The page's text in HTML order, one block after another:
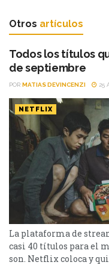
Otros artículos
Todos los títulos
de septiembre
POR MATIAS DEVINCENZI 25
NETFLIX
La plataforma de
casi 40 títulos para el
son. Netflix coloca y